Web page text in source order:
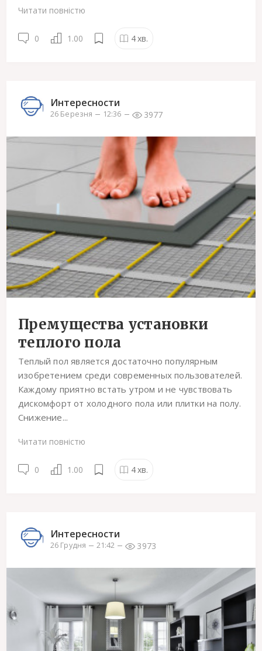
Читати повністю
0 1.00 4хв.
Интересности
26 Березня 12:36 3977
Премущества установки
теплого пола
Теплый пол является достаточно популярным
изобретением среди современных пользователей.
Каждому приятно встать утром и не чувствовать
дискомфорт от холодного пола или плитки на полу.
Снижение...
Читати повністю
0 1.00 4хв.
Интересности
26 Грудня 21:42 3973